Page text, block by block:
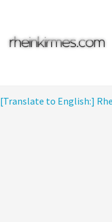
are
[Translate to English:]